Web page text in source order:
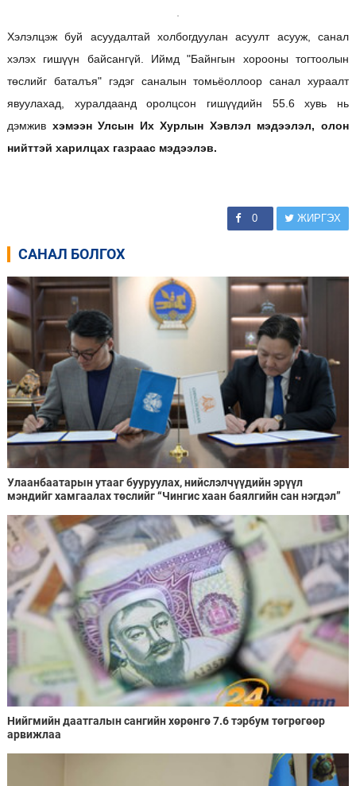
Хэлэлцэж буй асуудалтай холбогдуулан асуулт асууж, санал
хэлэх гишүүн байсангүй. Иймд "Байнгын хорооны тогтоолын
төслийг баталъя" гэдэг саналын томьёоллоор санал хураалт
явуулахад, хуралдаанд оролцсон гишүүдийн 55.6 хувь нь
дэмжив хэмээн Улсын Их Хурлын Хэвлэл мэдээлэл, олон
нийттэй харилцах газраас мэдээлэв.
0 ЖИРГЭХ
САНАЛ БОЛГОХ
Улаанбаатарын утааг бууруулах, нийслэлчүүдийн эрүүл
мэндийг хамгаалах төслийг “Чингис хаан баялгийн сан нэгдэл”
Нийгмийн даатгалын сангийн хөрөнгө 7.6 тэрбум төгрөгөөр
арвижлаа